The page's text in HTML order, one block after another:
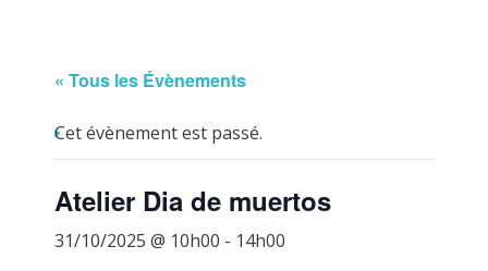
« Tous les Évènements
Cet évènement est passé.
Atelier Dia de muertos
31/10/2025 @ 10h00 - 14h00